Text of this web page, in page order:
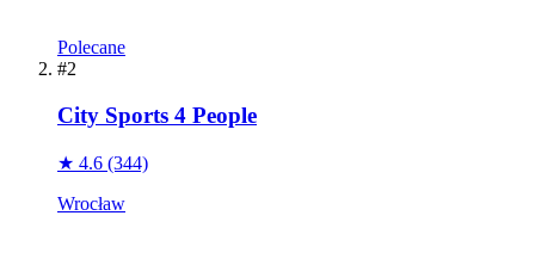
Polecane
#2
City Sports 4 People
★ 4.6 (344)
Wrocław